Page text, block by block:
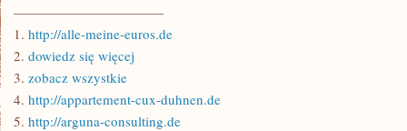
———————————
1. http://alle-meine-euros.de
2. dowiedz się więcej
3. zobacz wszystkie
4. http://appartement-cux-duhnen.de
5. http://arguna-consulting.de